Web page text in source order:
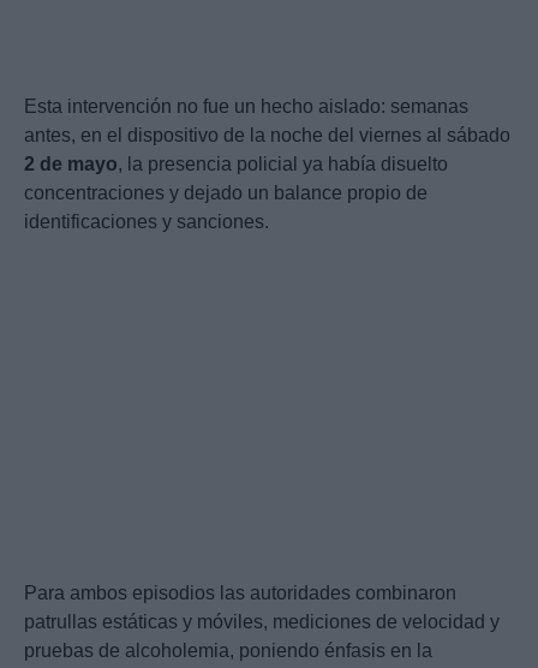
Esta intervención no fue un hecho aislado: semanas
antes, en el dispositivo de la noche del viernes al sábado
2 de mayo, la presencia policial ya había disuelto
concentraciones y dejado un balance propio de
identificaciones y sanciones.
Para ambos episodios las autoridades combinaron
patrullas estáticas y móviles, mediciones de velocidad y
pruebas de alcoholemia, poniendo énfasis en la